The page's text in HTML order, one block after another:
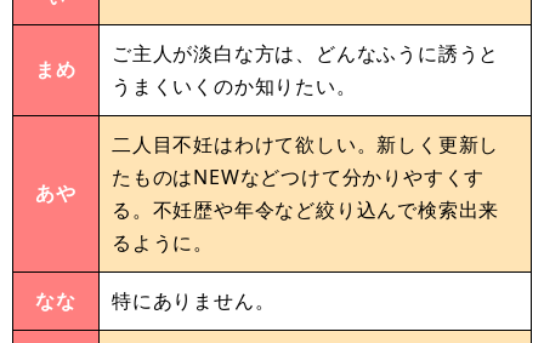
まめ
ご主人が淡白な方は、どんなふうに誘うと
うまくいくのか知りたい。
あや
二人目不妊はわけて欲しい。新しく更新し
たものはNEWなどつけて分かりやすくす
る。不妊歴や年令など絞り込んで検索出来
るように。
なな 特にありません。